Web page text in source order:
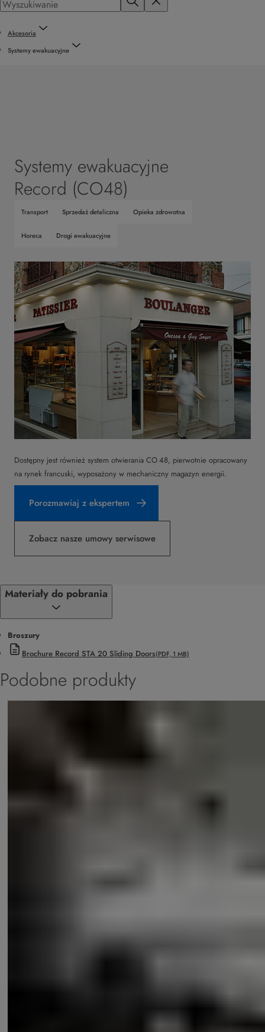
Akcesoria
Systemy ewakuacyjne
Systemy ewakuacyjne
Record (CO48)
Transport Sprzedaż detaliczna Opieka zdrowotna
Horeca Drogi ewakuacyjne
Dostępny jest również system otwierania CO 48, pierwotnie opracowany
na rynek francuski, wyposażony w mechaniczny magazyn energii.
Porozmawiaj z ekspertem
Zobacz nasze umowy serwisowe
Materiały do pobrania
Broszury
Brochure Record STA 20 Sliding Doors(PDF, 1 MB)
Podobne produkty